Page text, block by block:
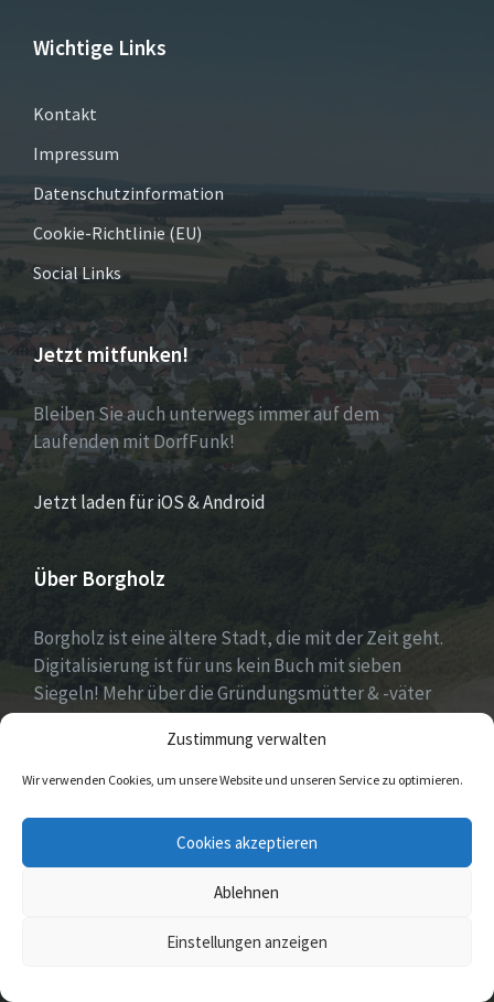
Zustimmung verwalten
Wir verwenden Cookies, um unsere Website und unseren Service zu optimieren.
Cookies akzeptieren
Ablehnen
Einstellungen anzeigen
Wichtige Links
Kontakt
Impressum
Datenschutzinformation
Cookie-Richtlinie (EU)
Social Links
Jetzt mitfunken!
Bleiben Sie auch unterwegs immer auf dem
Laufenden mit DorfFunk!
Jetzt laden für iOS & Android
Über Borgholz
Borgholz ist eine ältere Stadt, die mit der Zeit geht.
Digitalisierung ist für uns kein Buch mit sieben
Siegeln! Mehr über die Gründungsmütter & -väter
gibt es unterDorfwerkstattund
https://www.digitale-doerfer.de!